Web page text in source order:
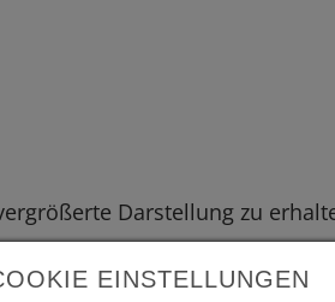
Darstellung zu
EINSTELLUNGEN